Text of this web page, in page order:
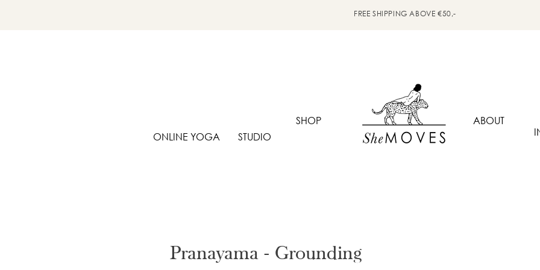
ONLINE YOGA STUDIO
SHOP
ABOUT
FREE SHIPPING ABOVE €50,-
Pranayama - Grounding